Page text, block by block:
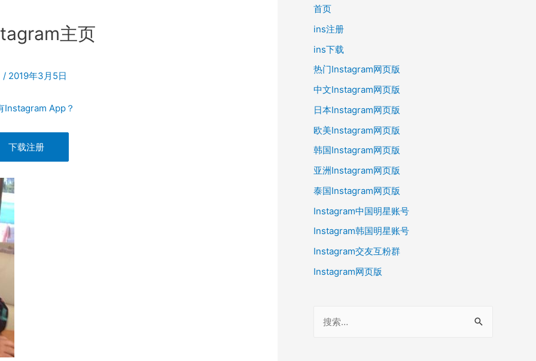
主页
/ 2019年3月5日
Instagram App？
下载注册
首页
ins注册
ins下载
热门Instagram网页版
中文Instagram网页版
日本Instagram网页版
欧美Instagram网页版
韩国Instagram网页版
亚洲Instagram网页版
泰国Instagram网页版
Instagram中国明星账号
Instagram韩国明星账号
Instagram交友互粉群
Instagram网页版